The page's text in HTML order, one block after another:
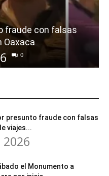
fraude con falsas
Oaxaca
0
presunto fraude con falsas
viajes...
el Monumento a